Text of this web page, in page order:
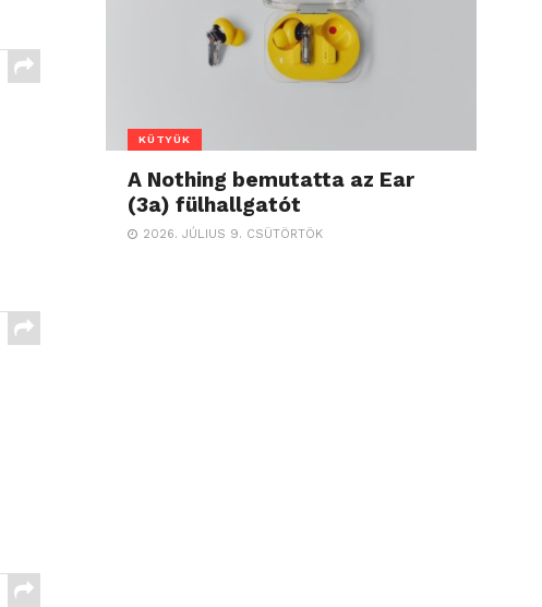
KÜTYÜK
A Nothing bemutatta az Ear
(3a) fülhallgatót
2026. JÚLIUS 9. CSÜTÖRTÖK